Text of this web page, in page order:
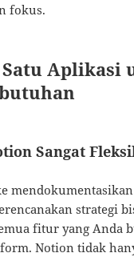
fokus.
Satu Aplikasi
Sangat
strategi
fitur yang Anda
Notion tidak